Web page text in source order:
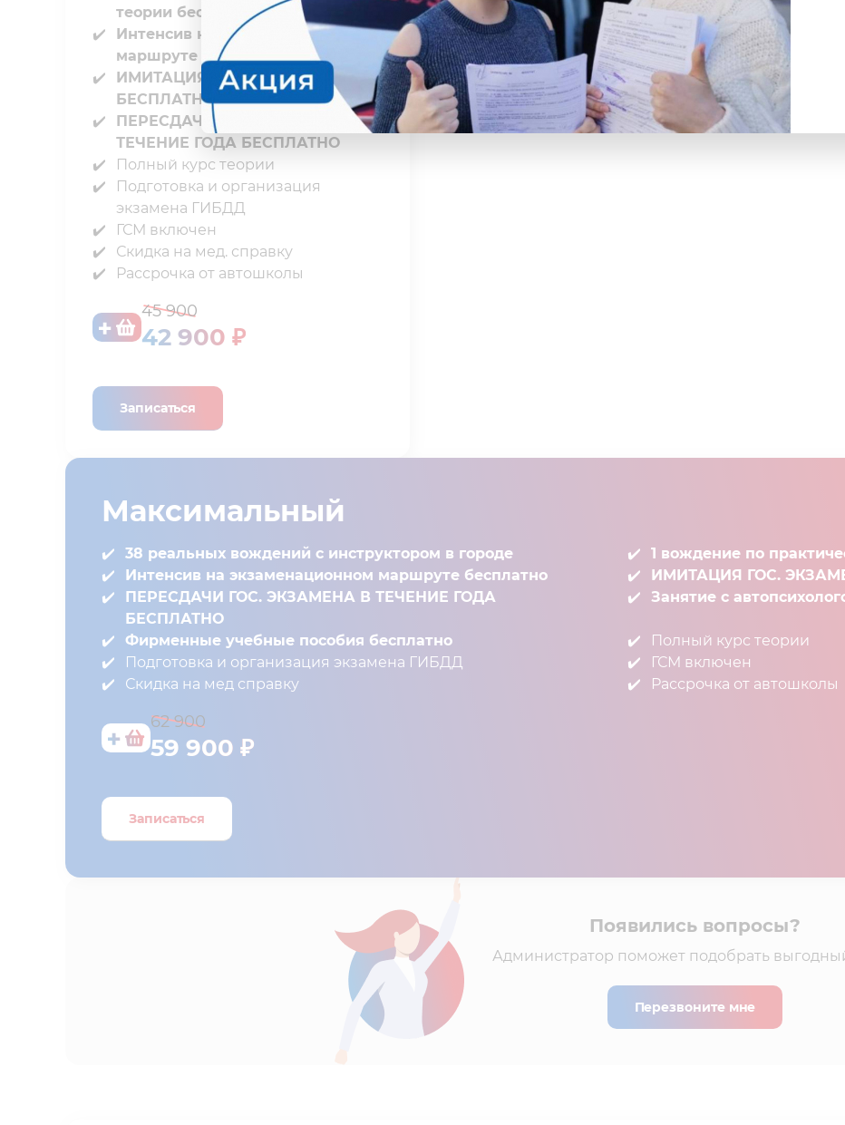
теории бесплатно
Интенсив на экзаменационном
маршруте бесплатно
ИМИТАЦИЯ ГОС. ЭКЗАМЕНА
БЕСПЛАТНО⁣⁣
ПЕРЕСДАЧИ ГОС. ЭКЗАМЕНА В
ТЕЧЕНИЕ⁣⁣ ГОДА БЕСПЛАТНО
Полный курс теории⁣⁣
Подготовка и организация
экзамена ГИБДД⁣⁣
ГСМ включен⁣⁣
Скидка на мед. справку⁣⁣
Рассрочка от автошколы
45 900
42 900 ₽
Записаться
Максимальный
38 реальных вождений с инструктором в городе
1 вождение по
Интенсив на экзаменационном маршруте бесплатно
ИМИТАЦИЯ ГОС.
ПЕРЕСДАЧИ ГОС. ЭКЗАМЕНА В ТЕЧЕНИЕ ГОДА
БЕСПЛАТНО
Занятие с
Фирменные учебные пособия бесплатно⁣⁣
Полный курс теории⁣⁣
Подготовка и организация экзамена ГИБДД⁣⁣
ГСМ включен⁣⁣
Скидка на мед справку⁣⁣
Рассрочка от автошколы
62 900
59 900 ₽
Записаться
Появились вопросы?
Администратор поможет подобрать
Перезвоните мне